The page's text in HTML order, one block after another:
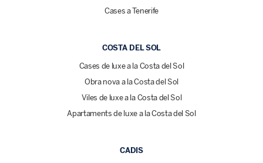
Cases a Tenerife
COSTA DEL SOL
Cases de luxe a la Costa del Sol
Obra nova a la Costa del Sol
Viles de luxe a la Costa del Sol
Apartaments de luxe a la Costa del Sol
CADIS